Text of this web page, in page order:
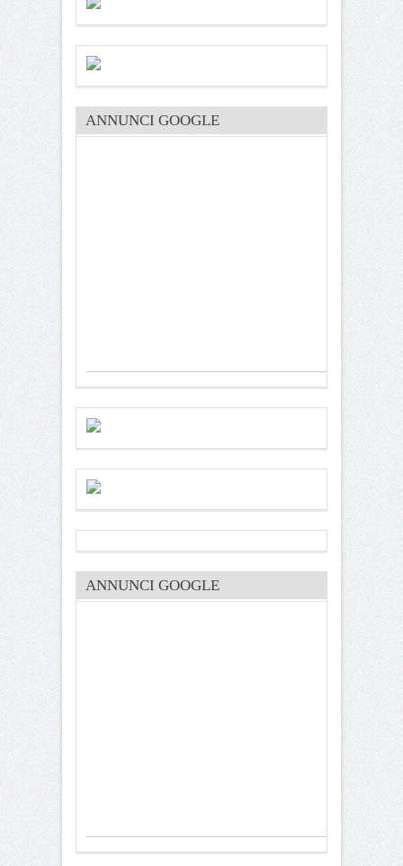
ANNUNCI GOOGLE
ANNUNCI GOOGLE